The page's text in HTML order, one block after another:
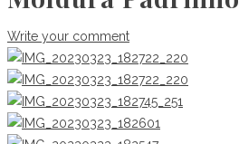
Write your comment